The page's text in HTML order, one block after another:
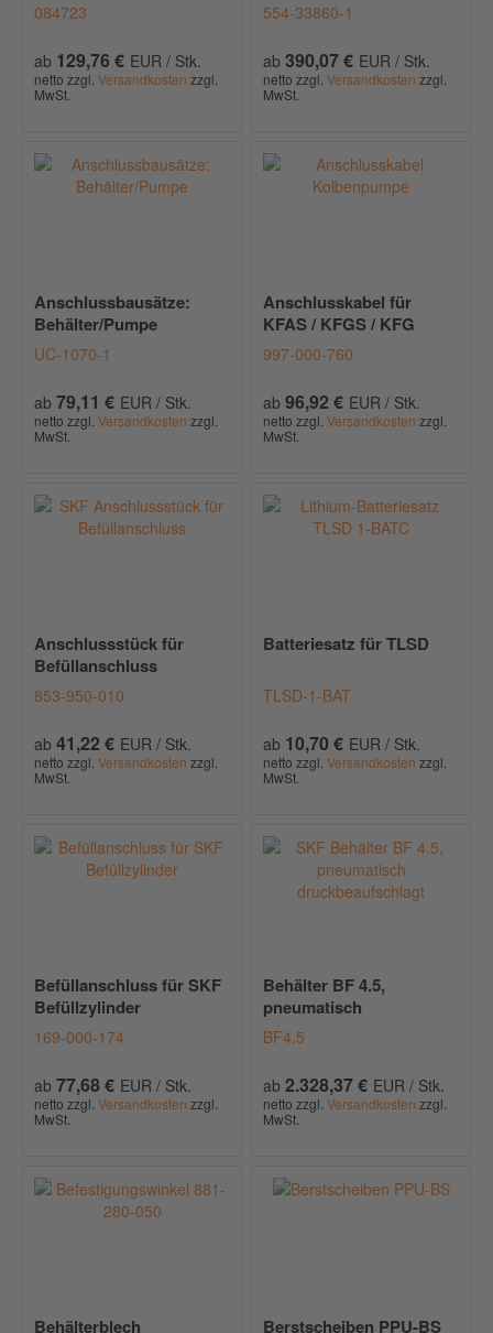
084723
ab 129,76 € EUR / Stk.
netto zzgl.Versandkosten zzgl.
MwSt.
554-33860-1
ab 390,07 € EUR / Stk.
netto zzgl.Versandkosten zzgl.
MwSt.
Anschlussbausätze:
Behälter/Pumpe
UC-1070-1
ab 79,11 € EUR / Stk.
netto zzgl.Versandkosten zzgl.
MwSt.
Anschlusskabel für
KFAS / KFGS / KFG
997-000-760
ab 96,92 € EUR / Stk.
netto zzgl.Versandkosten zzgl.
MwSt.
Anschlussstück für
Befüllanschluss
853-950-010
ab 41,22 € EUR / Stk.
netto zzgl.Versandkosten zzgl.
MwSt.
Batteriesatz für TLSD
TLSD-1-BAT
ab 10,70 € EUR / Stk.
netto zzgl.Versandkosten zzgl.
MwSt.
Befüllanschluss für SKF
Befüllzylinder
169-000-174
ab 77,68 € EUR / Stk.
netto zzgl.Versandkosten zzgl.
MwSt.
Behälter BF 4.5,
pneumatisch
druckbeaufschlagt
BF4.5
ab 2.328,37 € EUR / Stk.
netto zzgl.Versandkosten zzgl.
MwSt.
Behälterblech Berstscheiben PPU-BS